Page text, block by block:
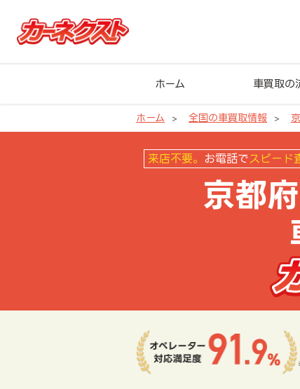
ホーム 車買取の
ホーム 全国の車買取情報
京都府京都市東山区の車買取な
来店不要。 お電話で スピード
京都